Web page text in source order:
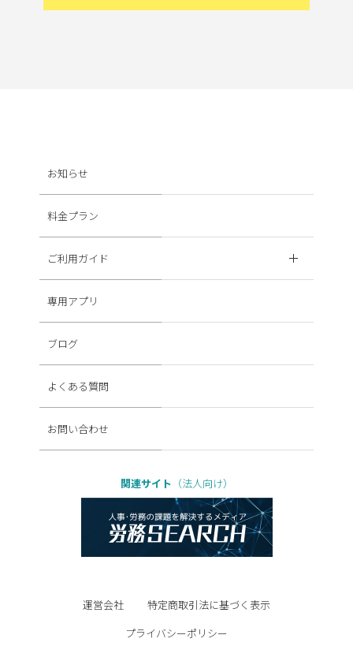
お知らせ
料金プラン
ご利用ガイド
専用アプリ
ブログ
よくある質問
お問い合わせ
関連サイト （法人向け）
運営会社
特定商取引法に基づく表示
プライバシーポリシー